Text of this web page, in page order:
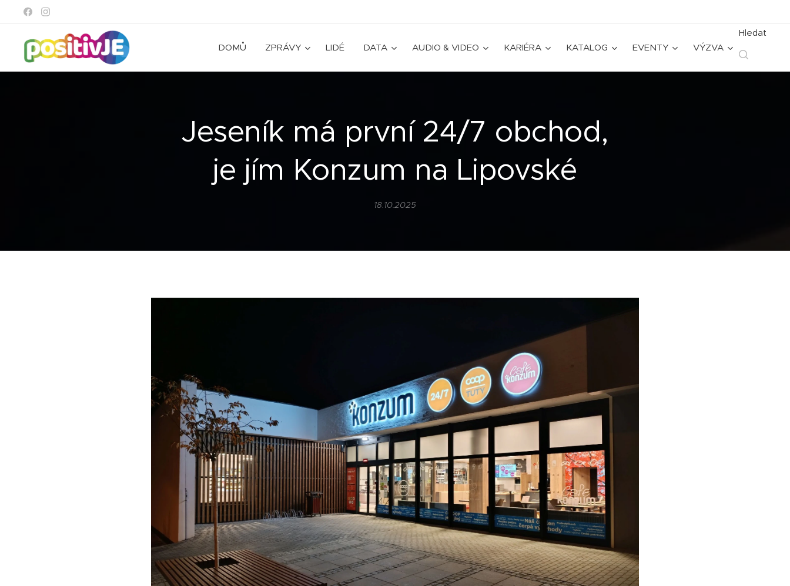
DOMŮ ZPRÁVY LIDÉ DATA AUDIO & VIDEO KARIÉRA KATALOG EVENTY VÝZVA
Hledat
Jeseník má první 24/7 obchod,
je jím Konzum na Lipovské
18.10.2025